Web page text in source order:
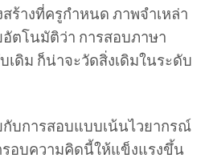
ร้างที่ครูกำหนด ภาพจำเหล่า
ตโนมัติว่า การสอบภาษา
ดิม ก็น่าจะวัดสิ่งเดิมในระดับ
บการสอบแบบเน้นไวยากรณ์
อบความคิดนี้ให้แข็งแรงขึ้น